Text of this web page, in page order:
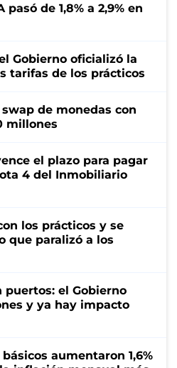
de 1,8% a 2,9% en
Gobierno oficializó la
tarifas de los prácticos
de monedas con
millones
el plazo para pagar
4 del Inmobiliario
los prácticos y se
que paralizó a los
puertos: el Gobierno
y ya hay impacto
aumentaron 1,6%